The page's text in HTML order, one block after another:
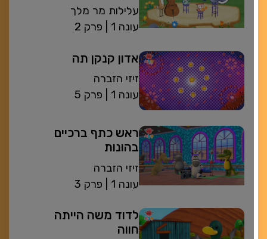
עלילות מר מלך
פרק 2
| עונה 1
אדון קנקן תה
זיזי הזברה
פרק 5
| עונה 1
ראש כתף ברכיים
בהונות
זיזי הזברה
פרק 3
| עונה 1
לדוד משה הייתה
חווה